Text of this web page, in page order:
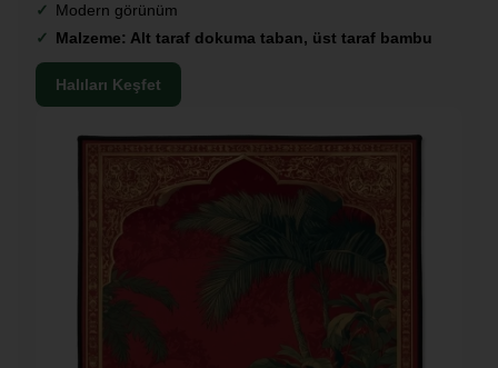
Modern görünüm
Malzeme: Alt taraf dokuma taban, üst taraf bambu
Halıları Keşfet